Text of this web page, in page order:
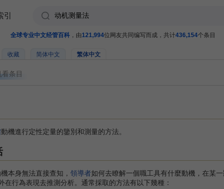
全球专业中文经管百科 ，由121,994位网友共同编写而成，共计436,154个条目
收藏 简体中文 繁体中文
条目
動機進行定性定量的鑒別和測量的方法。
身無法直接查知， 領導者如何去瞭解一個職工具有什麼動機，在某
在行為表現去推測分析。通常採取的方法有以下幾種：